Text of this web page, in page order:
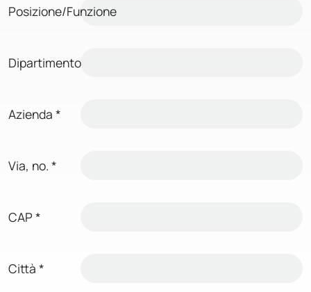
Posizione/Funzione
Dipartimento
Azienda *
Via, no. *
CAP *
Città *